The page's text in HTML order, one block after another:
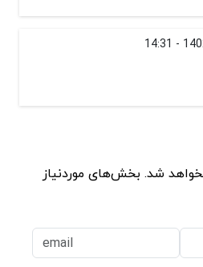
شد. بخش‌های موردنیاز